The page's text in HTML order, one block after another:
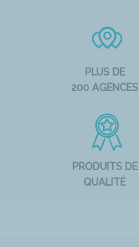
PLUS DE
200 AGENCES
PRODUITS DE
QUALITÉ